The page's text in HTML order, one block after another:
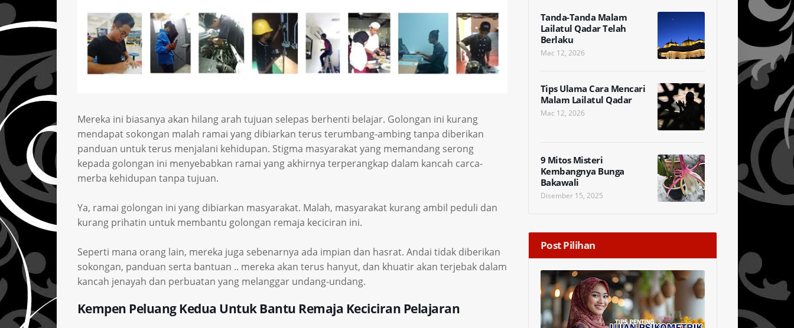
Mereka ini biasanya akan hilang arah tujuan selepas berhenti belajar. Golongan ini kurang
mendapat sokongan malah ramai yang dibiarkan terus terumbang-ambing tanpa diberikan
panduan untuk terus menjalani kehidupan. Stigma masyarakat yang memandang serong
kepada golongan ini menyebabkan ramai yang akhirnya terperangkap dalam kancah carca-
merba kehidupan tanpa tujuan.
Ya, ramai golongan ini yang dibiarkan masyarakat. Malah, masyarakat kurang ambil peduli dan
kurang prihatin untuk membantu golongan remaja keciciran ini.
Seperti mana orang lain, mereka juga sebenarnya ada impian dan hasrat. Andai tidak diberikan
sokongan, panduan serta bantuan .. mereka akan terus hanyut, dan khuatir akan terjebak dalam
kancah jenayah dan perbuatan yang melanggar undang-undang.
Kempen Peluang Kedua Untuk Bantu Remaja Keciciran Pelajaran
Tanda-Tanda Malam
Lailatul Qadar Telah
Berlaku
Mac 12, 2026
Tips Ulama Cara Mencari
Malam Lailatul Qadar
Mac 12, 2026
9 Mitos Misteri
Kembangnya Bunga
Bakawali
Disember 15, 2025
Post Pilihan